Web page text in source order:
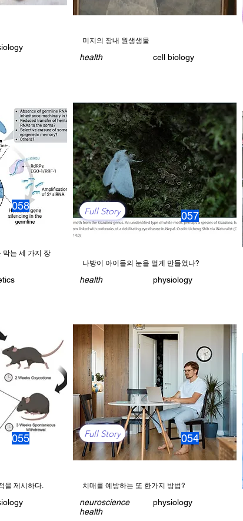
058
막는 세 가지 장
055
을 제시하다.
미지의 장내 원생생물
health cell biology
057
Full Story
나방이 아이들의 눈을 멀게 만들었나?
health physiology
054
Full Story
치매를 예방하는 또 한가지 방법?
neuroscience
health
physiology